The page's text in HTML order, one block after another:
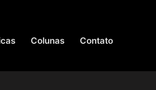
Colunas Contato